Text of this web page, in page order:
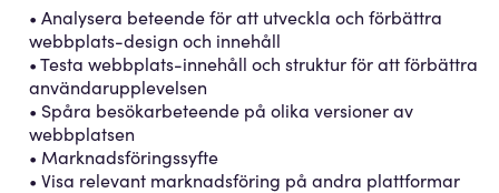
• Analysera beteende för att utveckla och förbättra
webbplats-design och innehåll
• Testa webbplats-innehåll och struktur för att förbättra
användarupplevelsen
• Spåra besökarbeteende på olika versioner av
webbplatsen
• Marknadsföringssyfte
• Visa relevant marknadsföring på andra plattformar